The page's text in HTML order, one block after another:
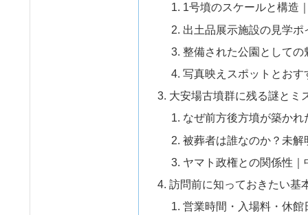
1号墳のスケールと構造
出土品展示施設の見学
整備された公園として
写真映えスポットとおす
大安場古墳群に残る謎とミ
なぜ前方後方墳が築か
被葬者は誰なのか？未
ヤマト政権との関係性
訪問前に知っておきたい基
営業時間・入場料・休館